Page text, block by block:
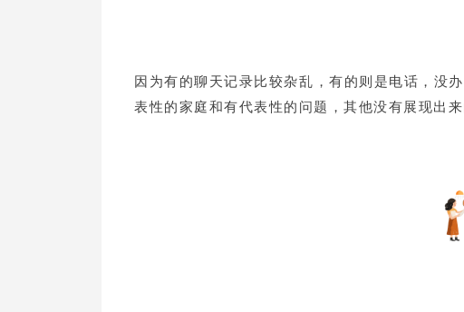
因为有的聊天记录比较杂乱，有的则是电话，没
表性的家庭和有代表性的问题，其他没有展现出